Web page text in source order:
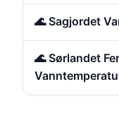
🌊 Sagjordet
🌊 Sørlandet